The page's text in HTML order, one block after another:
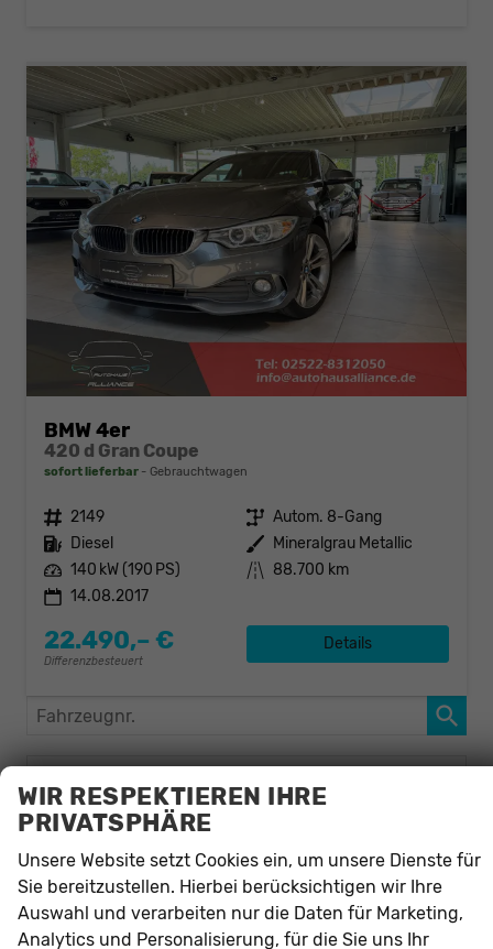
BMW 4er
420 d Gran Coupe
sofort lieferbar Gebrauchtwagen
Fahrzeugnr. 2149 Getriebe Autom. 8-Gang
Kraftstoff Diesel Außenfarbe Mineralgrau Metallic
Leistung 140 kW (190 PS) Kilometerstand 88.700 km
14.08.2017
22.490,– €
Differenzbesteuert
Details
Fahrzeugnr.
BMW
3er Gran Turismo
3er Touring
WIR RESPEKTIEREN IHRE
PRIVATSPHÄRE
Unsere Website setzt Cookies ein, um unsere Dienste für
Sie bereitzustellen. Hierbei berücksichtigen wir Ihre
Auswahl und verarbeiten nur die Daten für Marketing,
Analytics und Personalisierung, für die Sie uns Ihr